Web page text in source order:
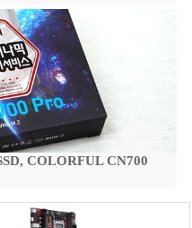
COLORFUL CN700